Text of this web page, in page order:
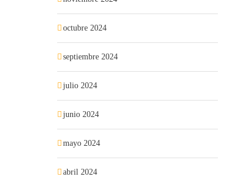
octubre 2024
septiembre 2024
julio 2024
junio 2024
mayo 2024
abril 2024